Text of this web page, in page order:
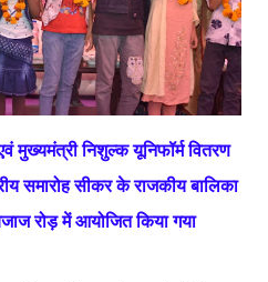
मुख्यमंत्री निशुल्क यूनिफॉर्म वितरण
समारोह सीकर के राजकीय बालिका
रोड़ में आयोजित किया गया